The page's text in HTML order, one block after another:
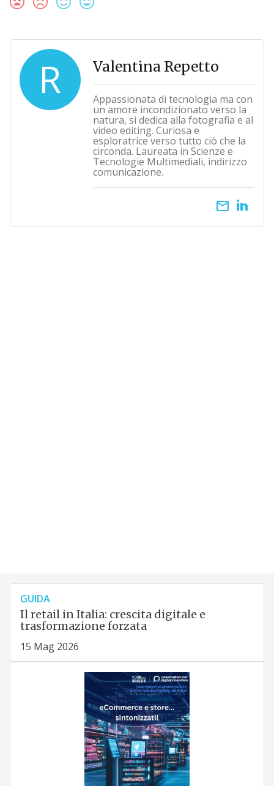
R Valentina Repetto
Appassionata di tecnologia ma con
un amore incondizionato verso la
natura, si dedica alla fotografia e al
video editing. Curiosa e
esploratrice verso tutto ciò che la
circonda. Laureata in Scienze e
Tecnologie Multimediali, indirizzo
comunicazione.
email
GUIDA
Il retail in Italia: crescita digitale e
trasformazione forzata
15 Mag 2026